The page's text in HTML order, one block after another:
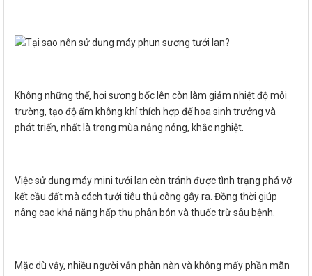
Không những thế, hơi sương bốc lên còn làm giảm nhiệt độ môi
trường, tạo độ ẩm không khí thích hợp để hoa sinh trưởng và
phát triển, nhất là trong mùa nắng nóng, khắc nghiệt.
Việc sử dụng máy mini tưới lan còn tránh được tình trạng phá vỡ
kết cầu đất mà cách tưới tiêu thủ công gây ra. Đồng thời giúp
nâng cao khả năng hấp thụ phân bón và thuốc trừ sâu bệnh.
Mặc dù vậy, nhiều người vẫn phàn nàn và không mấy phần mãn